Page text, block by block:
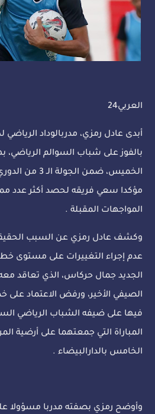
العربي24
أبدى عادل رمزي، مدربالوداد
بالفوز على شباب السوالم
الخميس، ضمن
مؤكدا سعي فريقه لحصد أكثر عدد
المواجهات المقبلة .
وكشف عادل رمزي عن السبب
عدم إجراء التغييرات على مستوى خط
الجديد جمال حركاس، الذي تعاقد معه
الصيفي الأخير، ورفض الاعتماد على
فيها على ضيفه الشباب الرياضي
المباراة التي جمعتهما على أرضية
الخامس بالدارالبيضاء .
وأوضح رمزي بصفته مدربا مسؤولا